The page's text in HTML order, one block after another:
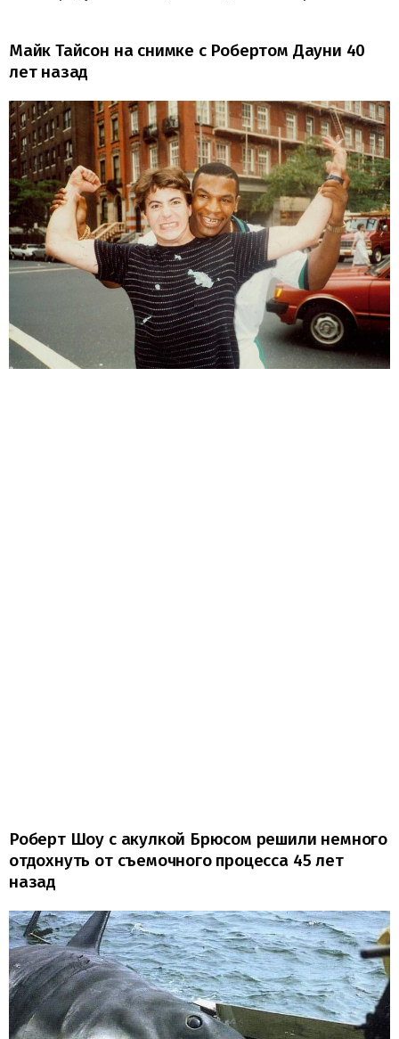
Майк Тайсон на снимке с Робертом Дауни 40
лет назад
Роберт Шоу с акулкой Брюсом решили немного
отдохнуть от съемочного процесса 45 лет
назад